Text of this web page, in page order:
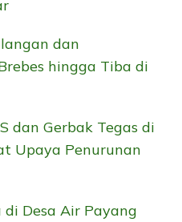
dan
hingga Tiba di
dan Gerbak Tegas di
Upaya Penurunan
di Desa Air Payang